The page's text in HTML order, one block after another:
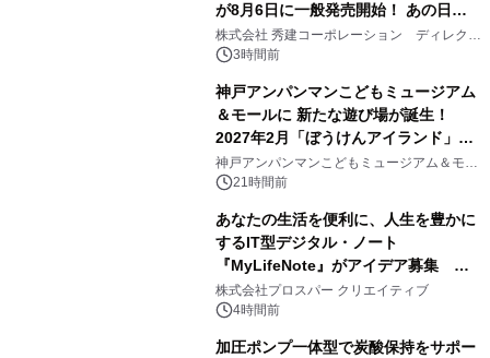
が8月6日に一般発売開始！ あの日の
大興奮が今甦る
株式会社 秀建コーポレーション ディレクト
アートギャラリー
3時間前
神戸アンパンマンこどもミュージアム
＆モールに 新たな遊び場が誕生！
2027年2月「ぼうけんアイランド」が
オープン
神戸アンパンマンこどもミュージアム＆モー
ル 21時間前
あなたの生活を便利に、人生を豊かに
するIT型デジタル・ノート
『MyLifeNote』がアイデア募集 優
秀賞100名に1年間無償試用
株式会社プロスパー クリエイティブ
4時間前
加圧ポンプ一体型で炭酸保持をサポー